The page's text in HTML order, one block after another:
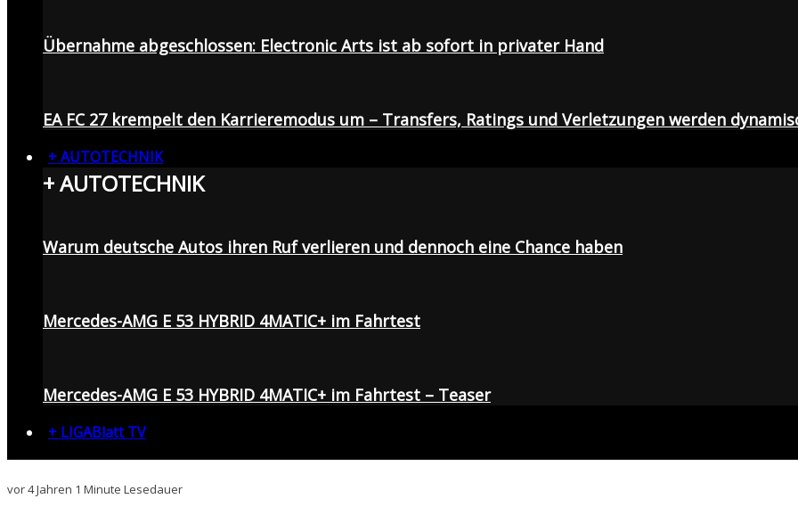
Übernahme abgeschlossen: Electronic Arts ist ab sofort in privater Hand
EA FC 27 krempelt den Karrieremodus um – Transfers, Ratings und Verletzungen werden
+ AUTOTECHNIK
+ AUTOTECHNIK
Warum deutsche Autos ihren Ruf verlieren und dennoch eine Chance haben
Mercedes-AMG E 53 HYBRID 4MATIC+ im Fahrtest
Mercedes-AMG E 53 HYBRID 4MATIC+ im Fahrtest – Teaser
+ LIGABlatt TV
vor 4 Jahren 1 Minute Lesedauer